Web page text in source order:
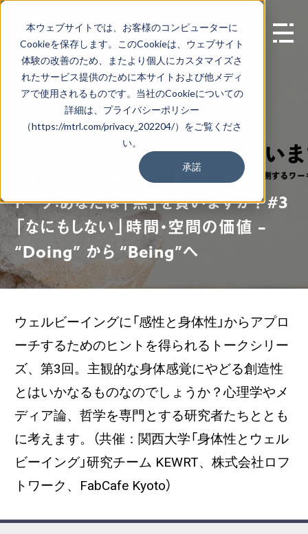
本ウェブサイトでは、お客様のコンピューターに
Cookieを保存します。このCookieは、ウェブサイト
体験の改善のため、またより個人にカスタマイズさ
れたサービス提供のために本サイトおよび他メディ
アで使用されるものです。当社のCookieについての
詳細は、プライバシーポリシー
（https://mtrl.com/privacy_202204/）をご覧くださ
い。
承諾
EN
TALK EVENT イベント終了
トーク：あなたは「無」を買いますか？ #3
「なにもしない」時間・空間の価値 –
“Doing” から “Being”へ
ウェルビーイングに「感性と身体性」からアプロ
ーチするためのヒントを得られるトークシリー
ズ、第3回。主観的な身体感覚にやどる創造性
とはいかなるものなのでしょうか？心理学やメ
ディア論、哲学を専門とする研究者たちととも
に考えます。（共催：関西大学「身体性とウェル
ビーイング」研究チーム KEWRT、株式会社ロフ
トワーク、FabCafe Kyoto）